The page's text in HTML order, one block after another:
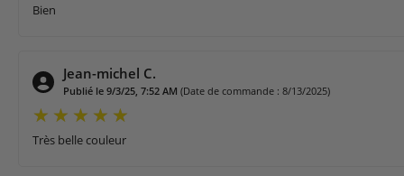
Bien
Jean-michel C.
Publié le 9/3/25, 7:52 AM (Date de commande : 8/13/2025)
Très belle couleur